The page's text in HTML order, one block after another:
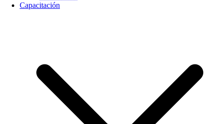
Capacitación